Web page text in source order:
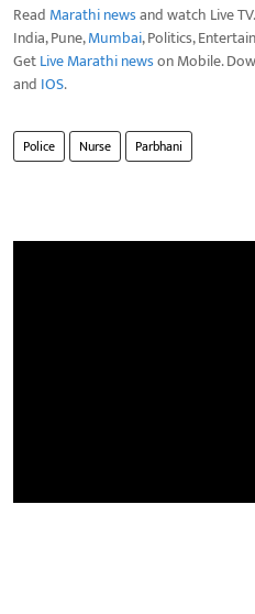
Read Marathi newsand watch Live TV.
India, Pune,Mumbai, Politics,
GetLive Marathi newson Mobile.
and IOS.
Police Nurse Parbhani